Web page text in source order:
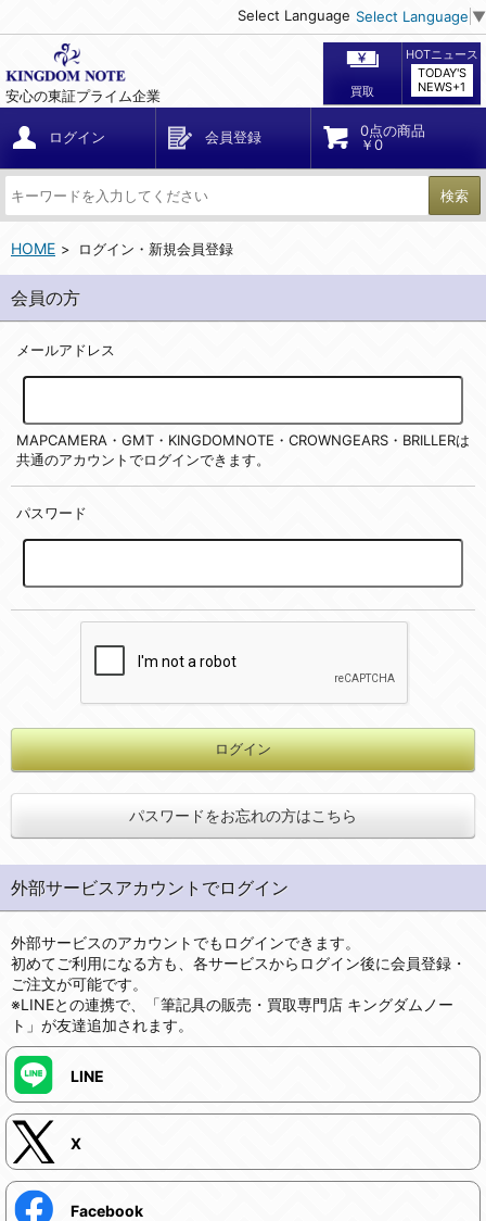
Select Language Select Language ▼
安心の東証プライム企業 買取
HOTニュース
TODAY'S
NEWS+1
ログイン 会員登録
0点の商品
￥0
検索
HOME ログイン・新規会員登録
会員の方
メールアドレス
MAPCAMERA・GMT・KINGDOMNOTE・CROWNGEARS・BRILLERは
共通のアカウントでログインできます。
パスワード
パスワードをお忘れの方はこちら
外部サービスアカウントでログイン
外部サービスのアカウントでもログインできます。
初めてご利用になる方も、各サービスからログイン後に会員登録・
ご注文が可能です。
※LINEとの連携で、「筆記具の販売・買取専門店 キングダムノー
ト」が友達追加されます。
LINE
X
Facebook